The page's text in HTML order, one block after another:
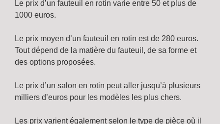
Le prix d’un fauteuil en rotin varie entre 50 et plus de
1000 euros.
Le prix moyen d’un fauteuil en rotin est de 280 euros.
Tout dépend de la matière du fauteuil, de sa forme et
des options proposées.
Le prix d’un salon en rotin peut aller jusqu’à plusieurs
milliers d’euros pour les modèles les plus chers.
Les prix varient également selon le type de pièce où il